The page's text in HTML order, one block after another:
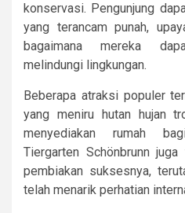
konservasi. Pengunjung
yang terancam punah,
bagaimana mereka
melindungi lingkungan.
Beberapa atraksi populer
yang meniru hutan hujan
menyediakan rumah
Tiergarten Schönbrunn
pembiakan suksesnya,
telah menarik perhatian